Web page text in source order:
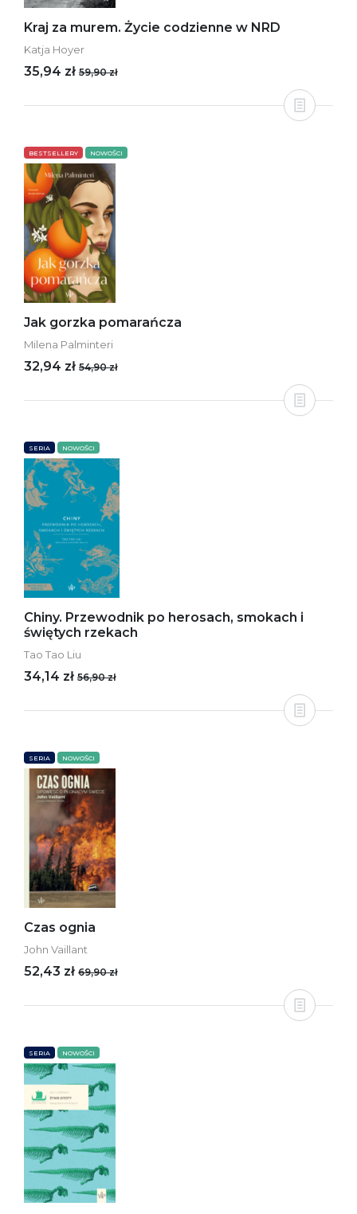
Kraj za murem. Życie codzienne w NRD
Katja Hoyer
35,94 zł 59,90 zł
BESTSELLERY NOWOŚCI
Jak gorzka pomarańcza
Milena Palminteri
32,94 zł 54,90 zł
SERIA NOWOŚCI
Chiny. Przewodnik po herosach, smokach i
świętych rzekach
Tao Tao Liu
34,14 zł 56,90 zł
SERIA NOWOŚCI
Czas ognia
John Vaillant
52,43 zł 69,90 zł
SERIA NOWOŚCI